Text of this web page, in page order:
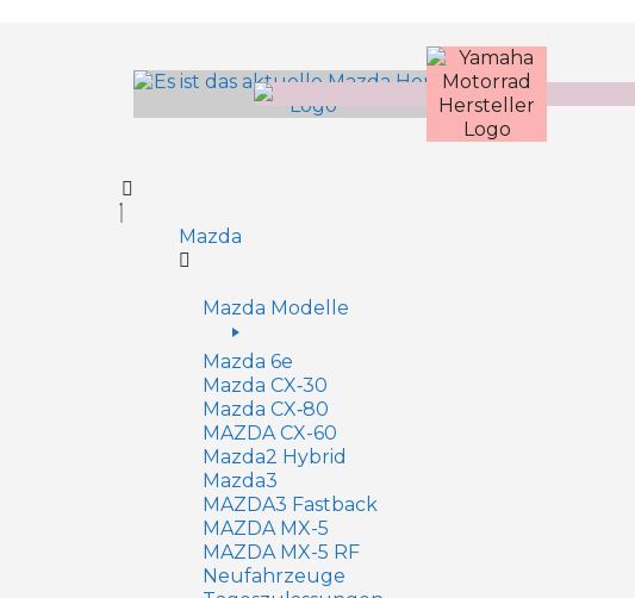
Mazda
Mazda Modelle
Mazda 6e
Mazda CX‑30
Mazda CX‑80
MAZDA CX-60
Mazda2 Hy­brid
Mazda3
MAZDA3 Fastback
MAZDA MX-5
MAZDA MX-5 RF
Neufahrzeuge